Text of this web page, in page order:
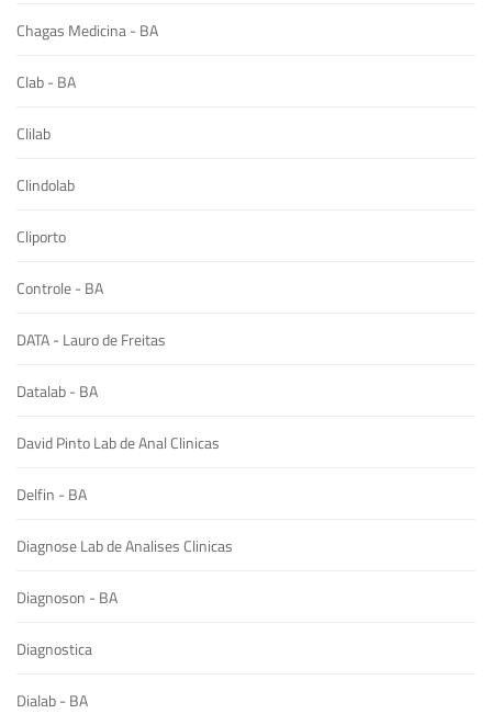
Chagas Medicina - BA
Clab - BA
Clilab
Clindolab
Cliporto
Controle - BA
DATA - Lauro de Freitas
Datalab - BA
David Pinto Lab de Anal Clinicas
Delfin - BA
Diagnose Lab de Analises Clinicas
Diagnoson - BA
Diagnostica
Dialab - BA